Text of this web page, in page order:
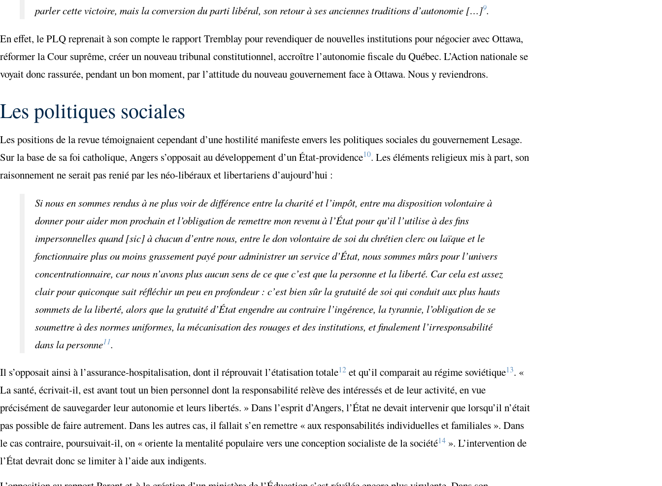
parler cette victoire, mais la conversion du parti libéral, son retour à ses anciennes traditions d’autonomie […]9.
En effet, le PLQ reprenait à son compte le rapport Tremblay pour revendiquer de nouvelles institutions pour négocier avec Ottawa,
réformer la Cour suprême, créer un nouveau tribunal constitutionnel, accroître l’autonomie fiscale du Québec. L’Action nationale se
voyait donc rassurée, pendant un bon moment, par l’attitude du nouveau gouvernement face à Ottawa. Nous y reviendrons.
Les politiques sociales
Les positions de la revue témoignaient cependant d’une hostilité manifeste envers les politiques sociales du gouvernement Lesage.
Sur la base de sa foi catholique, Angers s’opposait au développement d’un État-providence10. Les éléments religieux mis à part, son
raisonnement ne serait pas renié par les néo-libéraux et libertariens d’aujourd’hui :
Si nous en sommes rendus à ne plus voir de différence entre la charité et l’impôt, entre ma disposition volontaire à
donner pour aider mon prochain et l’obligation de remettre mon revenu à l’État pour qu’il l’utilise à des fins
impersonnelles quand [sic] à chacun d’entre nous, entre le don volontaire de soi du chrétien clerc ou laïque et le
fonctionnaire plus ou moins grassement payé pour administrer un service d’État, nous sommes mûrs pour l’univers
concentrationnaire, car nous n’avons plus aucun sens de ce que c’est que la personne et la liberté. Car cela est assez
clair pour quiconque sait réfléchir un peu en profondeur : c’est bien sûr la gratuité de soi qui conduit aux plus hauts
sommets de la liberté, alors que la gratuité d’État engendre au contraire l’ingérence, la tyrannie, l’obligation de se
soumettre à des normes uniformes, la mécanisation des rouages et des institutions, et finalement l’irresponsabilité
dans la personne11.
Il s’opposait ainsi à l’assurance-hospitalisation, dont il réprouvait l’étatisation totale12 et qu’il comparait au régime soviétique13. «
La santé, écrivait-il, est avant tout un bien personnel dont la responsabilité relève des intéressés et de leur activité, en vue
précisément de sauvegarder leur autonomie et leurs libertés. » Dans l’esprit d’Angers, l’État ne devait intervenir que lorsqu’il n’était
pas possible de faire autrement. Dans les autres cas, il fallait s’en remettre « aux responsabilités individuelles et familiales ». Dans
le cas contraire, poursuivait-il, on « oriente la mentalité populaire vers une conception socialiste de la société14 ». L’intervention de
l’État devrait donc se limiter à l’aide aux indigents.